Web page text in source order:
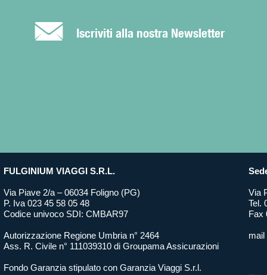
É Iscriviti alla nostra Newsletter
FULGINIUM VIAGGI S.R.L.
Via Piave 2/a – 06034 Foligno (PG)
P. Iva 023 45 58 05 48
Codice univoco SDI: CMBAR97
Autorizzazione Regione Umbria n° 2464
Ass. R. Civile n° 111039310 di Groupama Assicurazioni
Fondo Garanzia stipulato con Garanzia Viaggi S.r.l.
Via
Tel.
Fax
mail